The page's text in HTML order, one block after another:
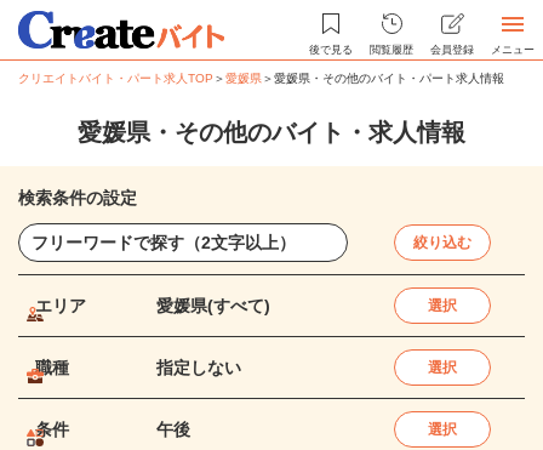
後で見る 閲覧履歴 会員登録 メニュー
クリエイトバイト・パート求人TOP ＞愛媛県＞愛媛県・その他のバイト・パート求人情報
愛媛県・その他のバイト・求人情報
検索条件の設定
絞り込む
エリア 愛媛県(すべて) 選択
職種 指定しない 選択
条件 午後 選択